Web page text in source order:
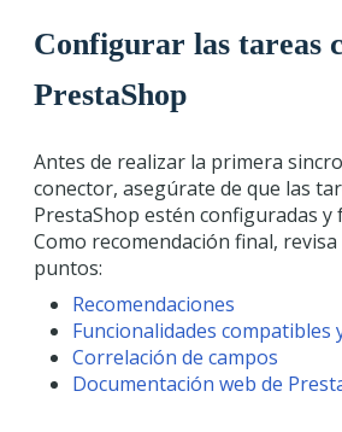
Configurar las tareas
PrestaShop
Antes de realizar la primera
conector, asegúrate de que las
PrestaShop estén configuradas y
Como recomendación final,
puntos:
Recomendaciones
Funcionalidades compatibles
Correlación de campos
Documentación web de